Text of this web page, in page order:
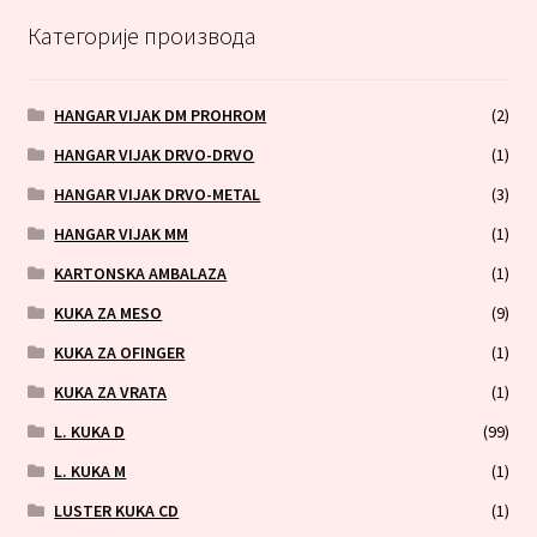
Категорије производа
HANGAR VIJAK DM PROHROM
(2)
HANGAR VIJAK DRVO-DRVO
(1)
HANGAR VIJAK DRVO-METAL
(3)
HANGAR VIJAK MM
(1)
KARTONSKA AMBALAZA
(1)
KUKA ZA MESO
(9)
KUKA ZA OFINGER
(1)
KUKA ZA VRATA
(1)
L. KUKA D
(99)
L. KUKA M
(1)
LUSTER KUKA CD
(1)